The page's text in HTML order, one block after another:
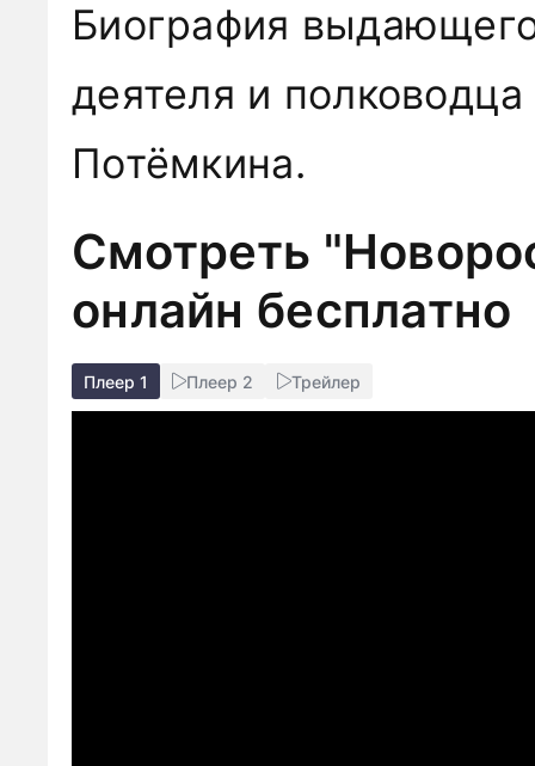
Биография
деятеля и
Потёмкина.
Смотреть
онлайн бесплатно
Плеер 1 Плеер 2 Трейлер